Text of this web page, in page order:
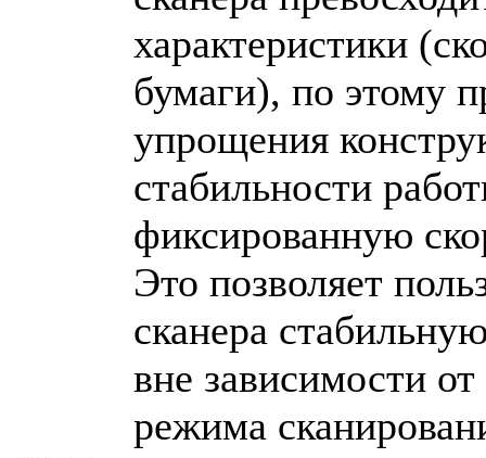
характеристики
бумаги), по этому
упрощения
стабильности
фиксированную
Это позволяет
сканера
вне зависимости
режима